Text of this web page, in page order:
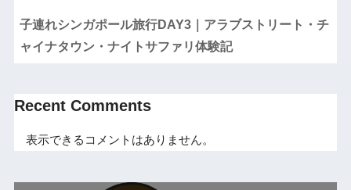
子連れシンガポール旅行DAY3｜アラブストリート・チ
ャイナタウン・ナイトサファリ体験記
Recent Comments
表示できるコメントはありません。